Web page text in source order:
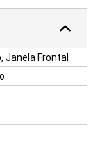
Janela Frontal